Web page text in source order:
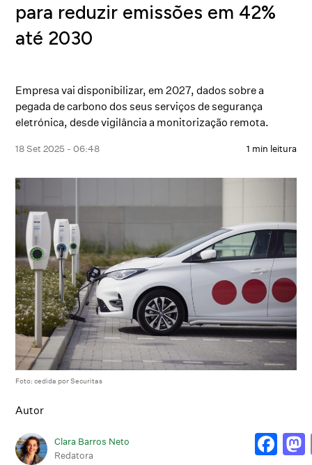
para reduzir emissões em 42%
até 2030
Empresa vai disponibilizar, em 2027, dados sobre a
pegada de carbono dos seus serviços de segurança
eletrónica, desde vigilância a monitorização remota.
18 Set 2025 - 06:48 1 min leitura
Foto: cedida por Securitas
Autor
Clara Barros Neto
Redatora